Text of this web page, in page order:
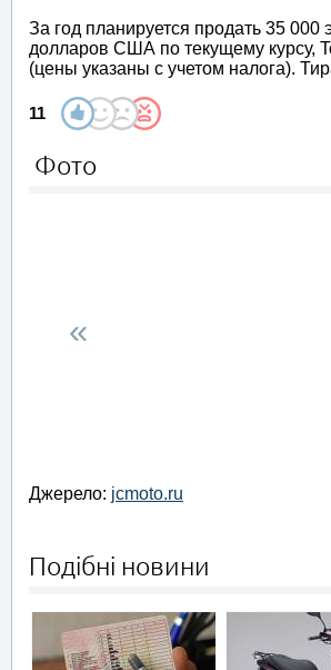
За год планируется продать 35
долларов США по текущему курсу,
(цены указаны с учетом налога).
11
Фото
«
Джерело: jcmoto.ru
Подібні новини